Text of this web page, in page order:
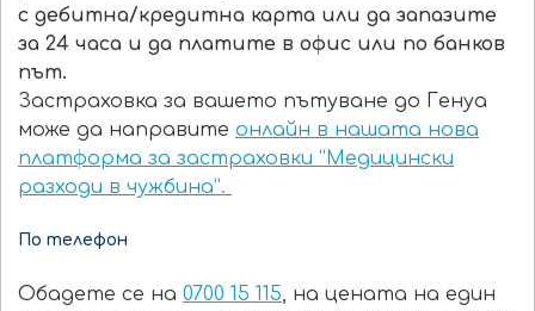
с дебитна/кредитна карта или да запазите
за 24 часа и да платите в офис или по банков
път.
Застраховка за вашето пътуване до Генуа
може да направите онлайн в нашата нова
платформа за застраховки “Медицински
разходи в чужбина”.
По телефон
Обадете се на 0700 15 115, на цената на един